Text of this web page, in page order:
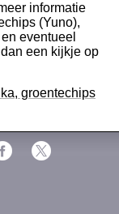
informatie
(Yuno),
eventueel
een kijkje op
groentechips